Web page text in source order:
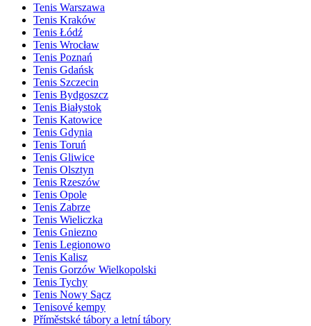
Tenis Warszawa
Tenis Kraków
Tenis Łódź
Tenis Wrocław
Tenis Poznań
Tenis Gdańsk
Tenis Szczecin
Tenis Bydgoszcz
Tenis Białystok
Tenis Katowice
Tenis Gdynia
Tenis Toruń
Tenis Gliwice
Tenis Olsztyn
Tenis Rzeszów
Tenis Opole
Tenis Zabrze
Tenis Wieliczka
Tenis Gniezno
Tenis Legionowo
Tenis Kalisz
Tenis Gorzów Wielkopolski
Tenis Tychy
Tenis Nowy Sącz
Tenisové kempy
Příměstské tábory a letní tábory